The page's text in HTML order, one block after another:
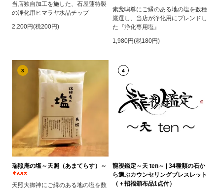
当店独自加工を施した、石屋蓮特製
の浄化用ヒマラヤ水晶チップ
2,200円(税200円)
素戔嗚尊にご縁のある地の塩を数種
厳選し、当店が浄化用にブレンドし
た『浄化専用塩』
1,980円(税180円)
3
瑞照庵の塩～天照（あまてらす）～
天照大御神にご縁のある地の塩を数
4
龍視鑑定～天 ten～ | 34種類の石か
ら選ぶカウンセリングブレスレット
（＋招福頒布品1点付）